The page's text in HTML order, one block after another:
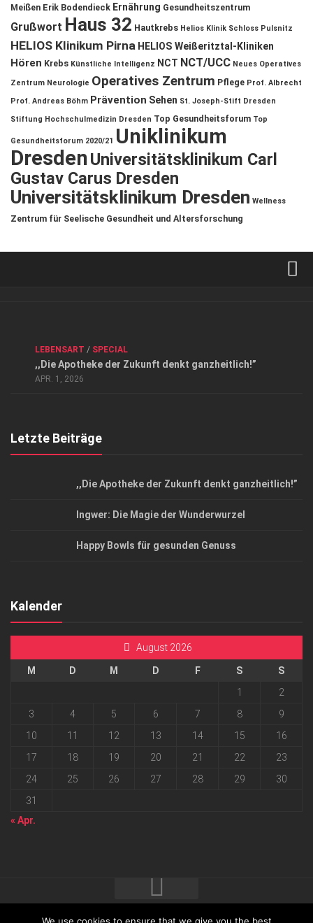
Meißen Erik Bodendieck Ernährung Gesundheitszentrum
Grußwort Haus 32 Hautkrebs Helios Klinik Schloss Pulsnitz
HELIOS Klinikum Pirna HELIOS Weißeritztal-Kliniken
Hören Krebs Künstliche Intelligenz NCT NCT/UCC Neues Operatives
Zentrum Neurologie Operatives Zentrum Pflege Prof. Albrecht
Prof. Andreas Böhm Prävention Sehen St. Joseph-Stift Dresden
Stiftung Hochschulmedizin Dresden Top Gesundheitsforum Top
Gesundheitsforum 2020/21 Uniklinikum
DresdenUniversitätsklinikum Carl
Gustav Carus Dresden
Universitätsklinikum Dresden Wellness
Zentrum für Seelische Gesundheit und Altersforschung
Datenschutzerklärung
Top Magazin Dresden / Ostsachsen
LEBENSART / SPECIAL
,,Die Apotheke der Zukunft denkt ganzheitlich!”
APR. 1, 2026
Letzte Beiträge
,,Die Apotheke der Zukunft denkt ganzheitlich!”
Ingwer: Die Magie der Wunderwurzel
Happy Bowls für gesunden Genuss
Kalender
August 2026
M D M D F S
S
1
2
3
4 5 6 7 8
9
10
11 12 13 14 15
16
17
18 19 20 21 22
23
24
25 26 27 28 29
30
31
« Apr.